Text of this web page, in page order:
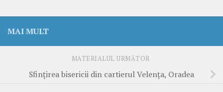
MAI MULT
MATERIALUL URMĂTOR
Sfinţirea bisericii din cartierul Velenţa, Oradea